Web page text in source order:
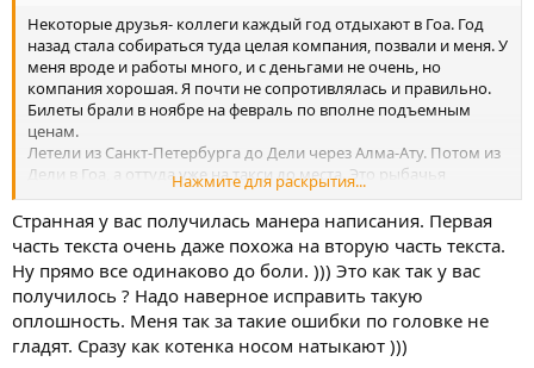
Некоторые друзья- коллеги каждый год отдыхают в Гоа. Год
назад стала собираться туда целая компания, позвали и меня. У
меня вроде и работы много, и с деньгами не очень, но
компания хорошая. Я почти не сопротивлялась и правильно.
Билеты брали в ноябре на февраль по вполне подъемным
ценам.
Летели из Санкт-Петербурга до Дели через Алма-Ату. Потом из
Дели в Гоа, а оттуда уже на такси до места. Это рыбачья
деревушка Палолем в районе Канакона. Жили мы в отеле
«Neptun», но это они так себя называют. Вообще-то, по-нашему
это просто база отдыха. На склоне разбросаны домики-хатки. В
домике комната с кроватью и душ с туалетом, небольшое
крытое крыльцо, где стоят стол и кресла. Мы потом по вечерам
у кого-нибудь собирались на таком крыльце. А вокруг
кокосовые пальмы. Склон выдается мысом в море, поэтому
хорошо проветривается, мы даже не включали в комнате
Нажмите для раскрытия...
Странная у вас получилась манера написания. Первая
часть текста очень даже похожа на вторую часть текста.
Ну прямо все одинаково до боли. ))) Это как так у вас
получилось ? Надо наверное исправить такую
оплошность. Меня так за такие ошибки по головке не
гладят. Сразу как котенка носом натыкают )))